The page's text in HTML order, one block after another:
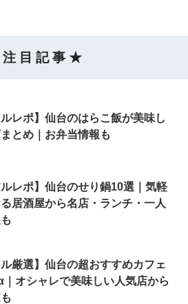
目 記 事 ★
ルレポ】仙台のはらこ飯が美味し
とめ｜お弁当情報も
ルレポ】仙台のせり鍋10選｜気軽
居酒屋から名店・ランチ・一人
ル厳選】仙台の超おすすめカフェ
｜オシャレで美味しい人気店から